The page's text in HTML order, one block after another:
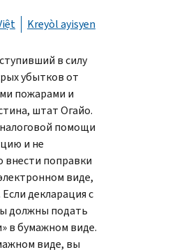
Kreyòl ayisyen
в силу
убытков от
пожарами и
штат Огайо.
помощи
и не
внести поправки
виде,
декларация с
должны подать
в бумажном виде.
виде, вы